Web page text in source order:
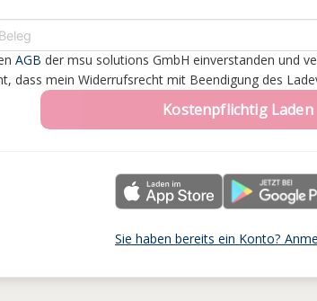
AGB der msu solutions GmbH einverstanden und
dass mein Widerrufsrecht mit Beendigung des
Kostenpflichtig Laden
Sie haben bereits ein Konto?